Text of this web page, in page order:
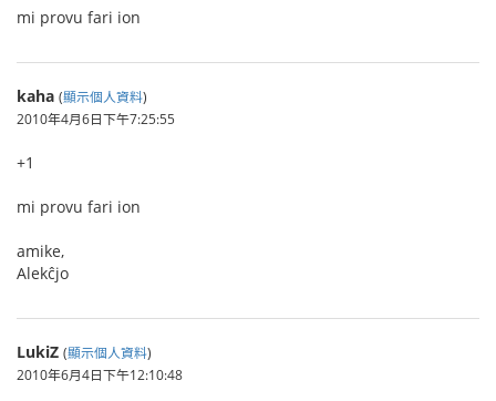
mi provu fari ion
kaha (顯示個人資料)
2010年4月6日下午7:25:55
+1
mi provu fari ion
amike,
Alekĉjo
LukiZ (顯示個人資料)
2010年6月4日下午12:10:48